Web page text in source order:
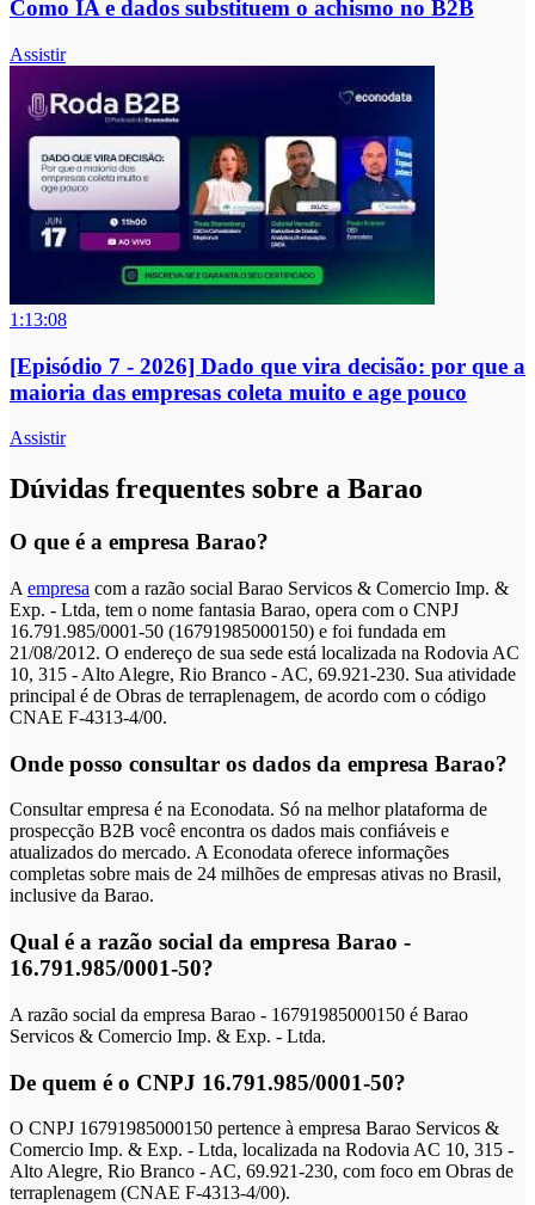
Como IA e dados substituem o achismo no B2B
Assistir
1:13:08
[Episódio 7 - 2026] Dado que vira decisão: por que a
maioria das empresas coleta muito e age pouco
Assistir
Dúvidas frequentes sobre a Barao
O que é a empresa Barao?
A empresa com a razão social Barao Servicos & Comercio Imp. &
Exp. - Ltda, tem o nome fantasia Barao, opera com o CNPJ
16.791.985/0001-50 (16791985000150) e foi fundada em
21/08/2012. O endereço de sua sede está localizada na Rodovia AC
10, 315 - Alto Alegre, Rio Branco - AC, 69.921-230. Sua atividade
principal é de Obras de terraplenagem, de acordo com o código
CNAE F-4313-4/00.
Onde posso consultar os dados da empresa Barao?
Consultar empresa é na Econodata. Só na melhor plataforma de
prospecção B2B você encontra os dados mais confiáveis e
atualizados do mercado. A Econodata oferece informações
completas sobre mais de 24 milhões de empresas ativas no Brasil,
inclusive da Barao.
Qual é a razão social da empresa Barao -
16.791.985/0001-50?
A razão social da empresa Barao - 16791985000150 é Barao
Servicos & Comercio Imp. & Exp. - Ltda.
De quem é o CNPJ 16.791.985/0001-50?
O CNPJ 16791985000150 pertence à empresa Barao Servicos &
Comercio Imp. & Exp. - Ltda, localizada na Rodovia AC 10, 315 -
Alto Alegre, Rio Branco - AC, 69.921-230, com foco em Obras de
terraplenagem (CNAE F-4313-4/00).